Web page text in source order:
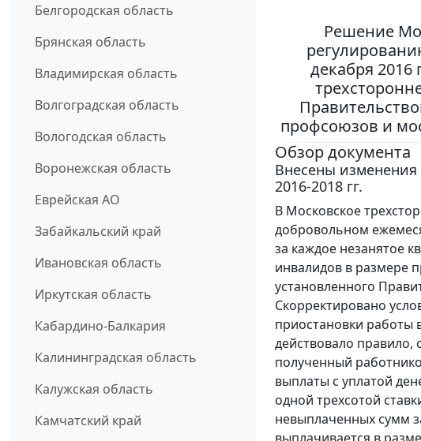
Белгородская область
Брянская область
Владимирская область
Волгоградская область
Вологодская область
Воронежская область
Еврейская АО
Забайкальский край
Ивановская область
Иркутская область
Кабардино-Балкария
Калининградская область
Калужская область
Камчатский край
Решение
декабря
профсоюзов и
Обзор документа
Внесены изменения
2016-2018 гг.
В Московское
добровольном
за каждое незанятое
инвалидов в размере
установленного
Скорректировано
приостановки работы
действовало правило,
полученный
выплаты с уплатой
одной трехсотой
невыплаченных сумм